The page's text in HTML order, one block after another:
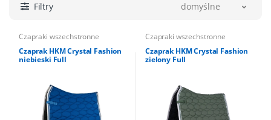
Filtry domyślne
Czapraki wszechstronne
Czaprak HKM Crystal Fashion
niebieski Full
Czapraki wszechstronne
Czaprak HKM Crystal Fashion
zielony Full